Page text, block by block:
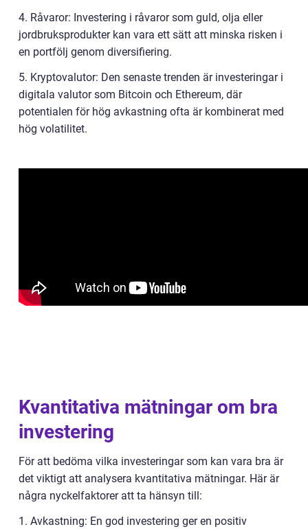
4. Råvaror: Investering i råvaror som guld, olja eller
jordbruksprodukter kan vara ett sätt att minska risken i
en portfölj genom diversifiering.
5. Kryptovalutor: Den senaste trenden är investeringar i
digitala valutor som Bitcoin och Ethereum, där
potentialen för hög avkastning ofta är kombinerat med
hög volatilitet.
Kvantitativa mätningar om bra
investering
För att bedöma vilka investeringar som kan vara bra är
det viktigt att analysera kvantitativa mätningar. Här är
några nyckelfaktorer att ta hänsyn till:
1. Avkastning: En god investering ger en positiv